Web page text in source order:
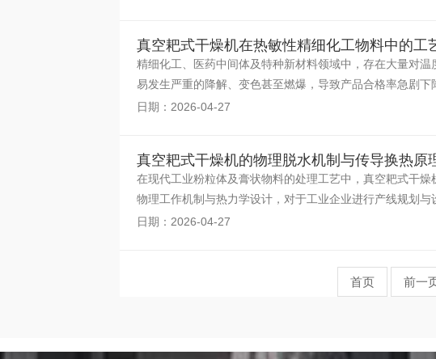
真空耙式干燥机在热敏性精细化工物料中的工
精细化工、医药中间体及特种新材料领域中，存在大量对
易发生严重的降解、变色甚至燃爆，导致产品合格率急剧
敏性物料的核心挑
日期：2026-04-27
真空耙式干燥机的物理脱水机制与传导换热原
在现代工业粉粒体及膏状物料的处理工艺中，真空耙式干
物理工作机制与热力学设计，对于工业企业进行产线规划
的耙齿搅拌轴组成
日期：2026-04-27
首页 前一